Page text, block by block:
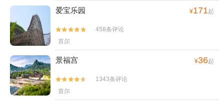
爱宝乐园 ¥171起


458条评论
首尔
景福宫 ¥36起


1343条评论
首尔